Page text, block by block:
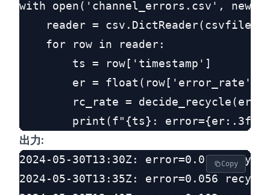
with open('channel_errors.csv',
    reader = csv.DictReader(csvfile)
    for row in reader:
        ts = row['timestamp']
        er = float(row['error_rate'])
        rc_rate = decide_recycle(er)
出力:
2024-05-30T13:30Z: error=0.012
2024-05-30T13:35Z: error=0.056
Copy